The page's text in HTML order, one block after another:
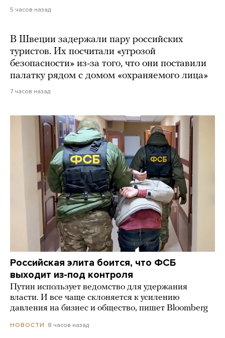
5 часов назад
В Швеции задержали пару российских
туристов. Их посчитали «угрозой
безопасности» из-за того, что они поставили
палатку рядом с домом «охраняемого лица»
7 часов назад
Российская элита боится, что ФСБ
выходит из-под контроля
Путин использует ведомство для удержания
власти. И все чаще склоняется к усилению
давления на бизнес и общество, пишет Bloomberg
НОВОСТИ 8 часов назад